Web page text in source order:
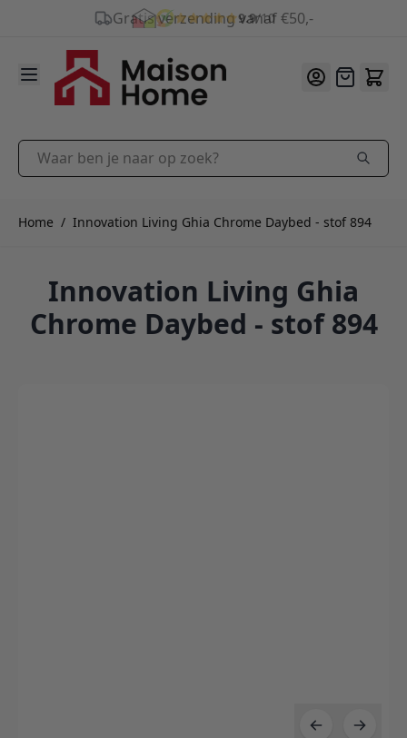
9.9/10
Ga naar de inhoud
Offerte
Waar ben je naar op zoek?
Home / Innovation Living Ghia Chrome Daybed - stof 894
Innovation Living Ghia
Chrome Daybed - stof 894